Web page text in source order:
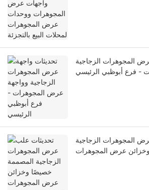
المجوهرات الزجاجية
- فرع أبوظبي الرئيسي
المجوهرات الزجاجية
عرض المجوهرات